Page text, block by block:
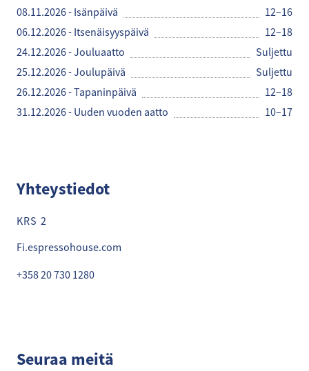
08.11.2026 - Isänpäivä
12–16
06.12.2026 - Itsenäisyyspäivä
12–18
24.12.2026 - Jouluaatto
Suljettu
25.12.2026 - Joulupäivä
Suljettu
26.12.2026 - Tapaninpäivä
12–18
31.12.2026 - Uuden vuoden aatto
10–17
Yhteystiedot
KRS 2
Fi.espressohouse.com
+358 20 730 1280
Seuraa meitä